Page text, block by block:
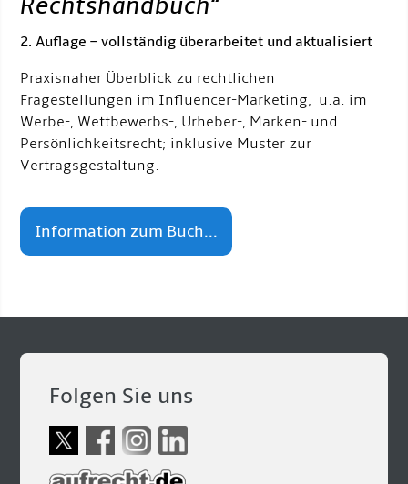
2. Auflage – vollständig überarbeitet und aktualisiert
Praxisnaher Überblick zu rechtlichen
Fragestellungen im Influencer-Marketing, u.a. im
Werbe-, Wettbewerbs-, Urheber-, Marken- und
Persönlichkeitsrecht; inklusive Muster zur
Vertragsgestaltung.
Information zum Buch...
Folgen Sie uns